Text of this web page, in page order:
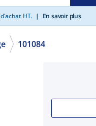
HT. | En savoir plus
101084